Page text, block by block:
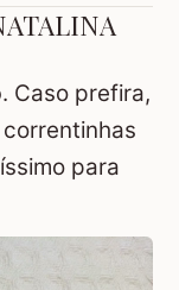
. Caso prefira,
para